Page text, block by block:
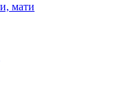
мати